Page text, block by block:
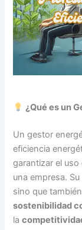
¿Qué es un
Un gestor
eficiencia
garantizar el
una empresa.
sino que
sostenibilidad
la